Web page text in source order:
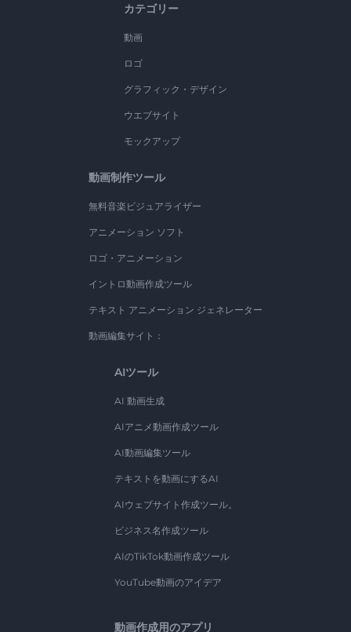
カテゴリー
動画
ロゴ
グラフィック・デザイン
ウエブサイト
モックアップ
動画制作ツール
無料音楽ビジュアライザー
アニメーション ソフト
ロゴ・アニメーション
イントロ動画作成ツール
テキスト アニメーション ジェネレーター
動画編集サイト：
AIツール
AI 動画生成
AIアニメ動画作成ツール
AI動画編集ツール
テキストを動画にするAI
AIウェブサイト作成ツール。
ビジネス名作成ツール
AIのTikTok動画作成ツール
YouTube動画のアイデア
動画作成用のアプリ